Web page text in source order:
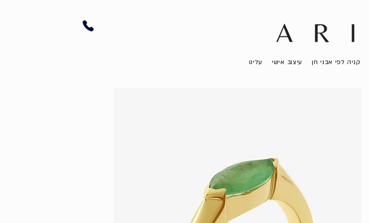
קניה לפי אבני חן עיצוב אישי עלינו